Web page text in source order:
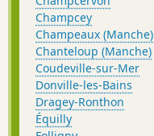
Champcey
Champeaux (Manche)
Chanteloup (Manche)
Coudeville-sur-Mer
Donville-les-Bains
Dragey-Ronthon
Équilly